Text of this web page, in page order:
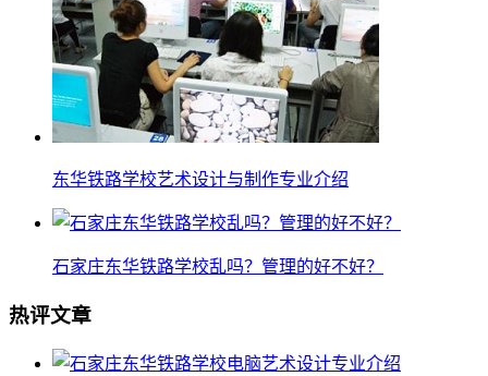
东华铁路学校艺术设计与制作专业介绍
石家庄东华铁路学校乱吗？管理的好不好？
热评文章